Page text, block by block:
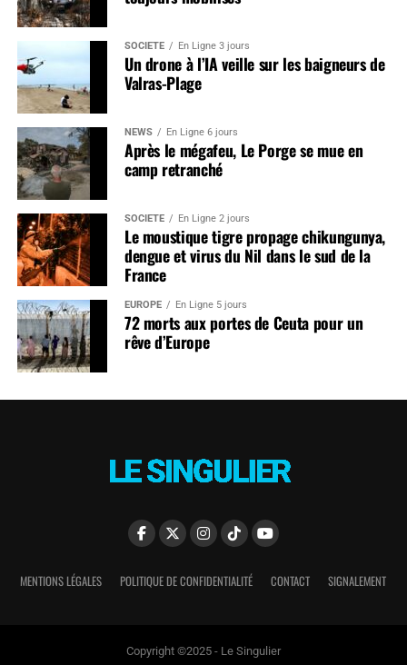
SOCIÉTÉ En Ligne 3 jours
Un drone à l’IA veille sur les baigneurs de
Valras-Plage
NEWS En Ligne 6 jours
Après le mégafeu, Le Porge se mue en
camp retranché
SOCIÉTÉ En Ligne 2 jours
Le moustique tigre propage chikungunya,
dengue et virus du Nil dans le sud de la
France
EUROPE En Ligne 5 jours
72 morts aux portes de Ceuta pour un
rêve d’Europe
MENTIONS LÉGALES POLITIQUE DE CONFIDENTIALITÉ CONTACT SIGNALEMENT
Copyright ©2025 - Le Singulier